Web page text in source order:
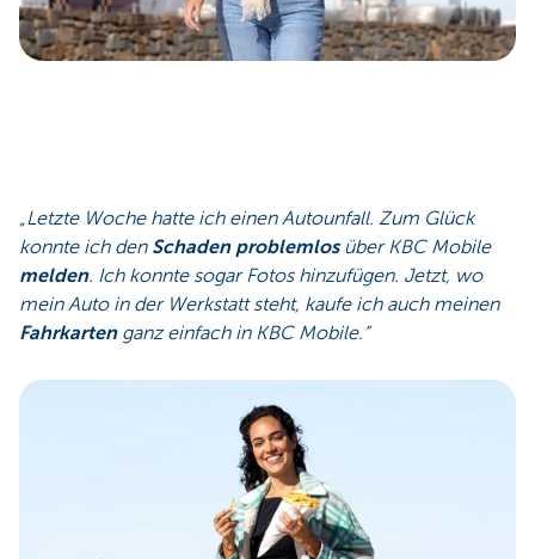
„Letzte Woche hatte ich einen Autounfall. Zum Glück
konnte ich den Schaden problemlosüber KBC Mobile
melden. Ich konnte sogar Fotos hinzufügen. Jetzt, wo
mein Auto in der Werkstatt steht, kaufe ich auch meinen
Fahrkartenganz einfach in KBC Mobile.“